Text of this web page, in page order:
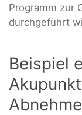
Programm zur
durchgeführt
Beispiel